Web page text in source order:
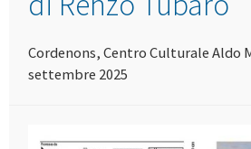
Cordenons, Centro Culturale Aldo
settembre 2025